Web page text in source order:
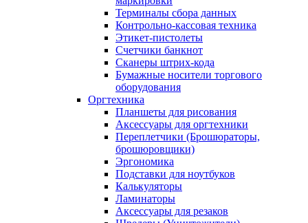
Терминалы сбора данных
Контрольно-кассовая техника
Этикет-пистолеты
Счетчики банкнот
Сканеры штрих-кода
Бумажные носители торгового
оборудования
Оргтехника
Планшеты для рисования
Аксессуары для оргтехники
Переплетчики (Брошюраторы,
брошюровщики)
Эргономика
Подставки для ноутбуков
Калькуляторы
Ламинаторы
Аксессуары для резаков